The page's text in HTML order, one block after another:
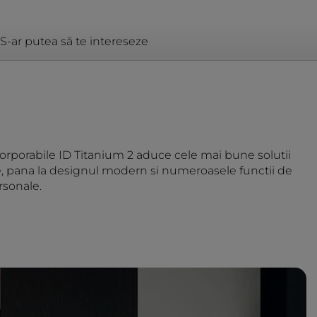
S-ar putea să te intereseze
ID Titanium 2 aduce cele mai bune solutii
pana la designul modern si numeroasele functii de